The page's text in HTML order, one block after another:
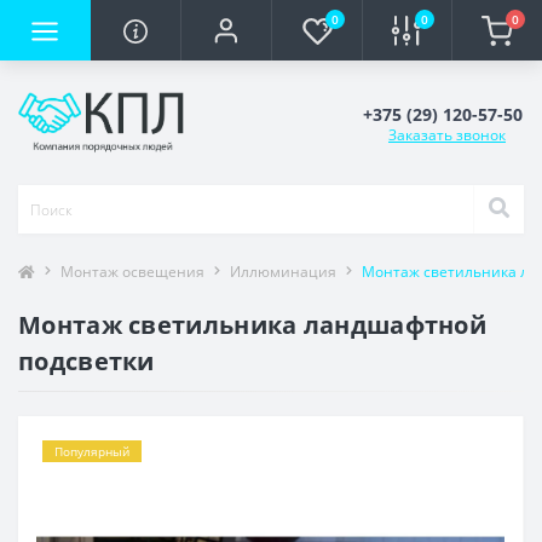
0 0 0
+375 (29) 120-57-50
Заказать звонок
Монтаж освещения Иллюминация Монтаж светильника
Монтаж светильника ландшафтной
подсветки
Популярный